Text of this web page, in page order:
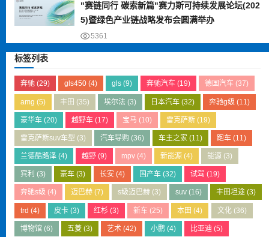
"赛链同行 碳索新篇"赛力斯可持续发展论坛(202
5)暨绿色产业链战略发布会圆满举办
5361
标签列表
奔驰(29) gls450(4) gls (9) 奔驰汽车 (19) 德国汽车 (37)
amg (5) 丰田 (35) 埃尔法 (3) 日本汽车 (32) 奔驰g级 (11)
豪华车(20) 越野车(17) 宝马 (10) 雷克萨斯 (19)
雷克萨斯suv车型 (3) 汽车导购 (36) 车主之家 (11) 跑车 (11)
兰德酷路泽(4) 越野(9) mpv (4) 新能源 (4) 能源 (3)
宾利 (3) 豪车(3) 长安 (4) 国产车 (32) 试驾 (19)
奔驰s级 (4) 迈巴赫(7) s级迈巴赫 (3) suv (16) 丰田坦途 (3)
trd (4) 皮卡(3) 红杉 (3) 新车 (25) 本田 (4) 文化(36)
博物馆(6) 五菱(3) 艺术 (42) 小鹏 (4) 比亚迪 (5)